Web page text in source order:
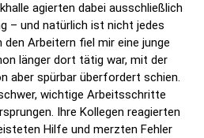
agierten dabei ausschließlich
– und natürlich ist nicht jedes
den Arbeitern fiel mir eine junge
länger dort tätig war, mit der
aber spürbar überfordert schien.
wichtige Arbeitsschritte
Ihre Kollegen reagierten
Hilfe und merzten Fehler